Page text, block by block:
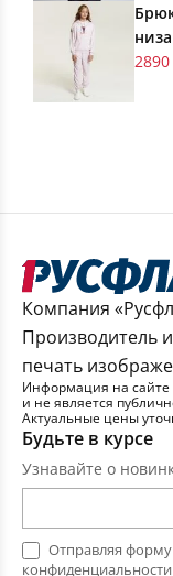
Компания
Производитель
печать
Информация на сайте
и не является
Актуальные цены
Будьте в курсе
Узнавайте о
Отправляя
конфиденциальности